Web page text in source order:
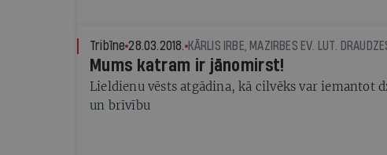
Tribīne 28.03.2018. KĀRLIS IRBE, MAZIRBES EV. LUT.
Mums katram ir jānomirst!
Lieldienu vēsts atgādina, kā cilvēks var iemantot
un brīvību